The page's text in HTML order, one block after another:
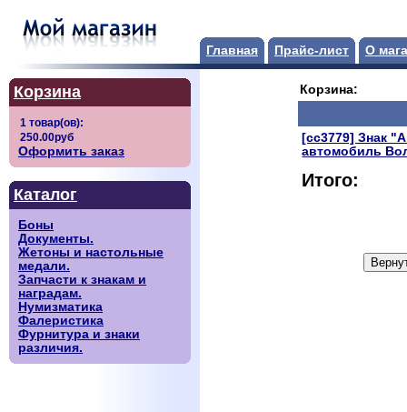
Главная Прайс-лист О
Корзина
Оформить заказ
Каталог
Боны
Документы.
Жетоны и настольные
медали.
Запчасти к знакам и
наградам.
Нумизматика
Фалеристика
Фурнитура и знаки
различия.
Корзина:
[сс3779] Знак
автомобиль
Итого: